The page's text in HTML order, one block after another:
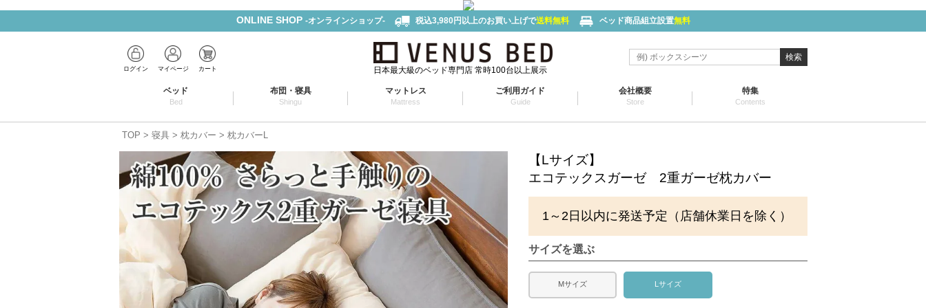
ONLINE SHOP -オンラインショップ- 税込3,980円以上のお買い上げで送料無料 ベッド商品組立設置無料
ログイン マイページ カート 日本最大級のベッド専門店 常時100台以上展示
検索
ベッド
Bed
布団・寝具
Shingu
マットレス
Mattress
ご利用ガイド
Guide
会社概要
Store
特集
Contents
TOP 寝具 枕カバー 枕カバーL
【Lサイズ】
エコテックスガーゼ 2重ガーゼ枕カバー
1～2日以内に発送予定（店舗休業日を除く）
サイズを選ぶ
Mサイズ Lサイズ